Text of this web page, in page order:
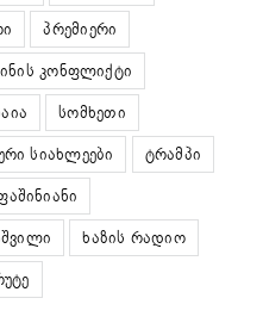
პრემიერი
კონფლიქტი
სომხეთი
სიახლეები
ტრამპი
ხაზის რადიო